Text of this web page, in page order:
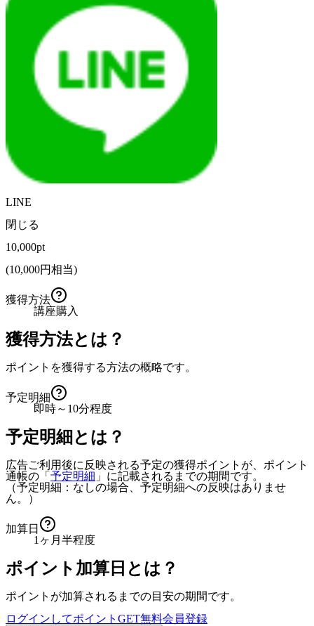
LINE
閉じる
10,000pt
(10,000円相当)
獲得方法
講座購入
獲得方法とは？
ポイントを獲得する方法の概略です。
予定明細
即時～10分程度
予定明細とは？
広告ご利用後に反映される予定の獲得ポイントが、ポイント
通帳の「 予定明細 」に記載されるまでの期間です。
（予定明細：なしの場合、予定明細への反映はありませ
ん。）
加算日
1ヶ月半程度
ポイント加算日とは？
ポイントが加算されるまでの目安の期間です。
ログインしてポイントGET無料会員登録